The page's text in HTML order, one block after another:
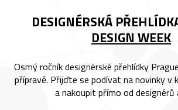
DESIGNÉRSKÁ
DESIGN WEEK
Osmý ročník designérské přehlídky
přípravě. Přijďte se podívat na novinky v
a nakoupit přímo od designérů